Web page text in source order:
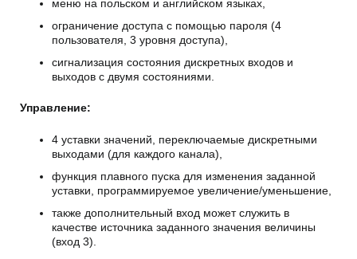
меню на польском и английском языках,
ограничение доступа с помощью пароля (4
пользователя, 3 уровня доступа),
сигнализация состояния дискретных входов и
выходов с двумя состояниями.
Управление:
4 уставки значений, переключаемые дискретными
выходами (для каждого канала),
функция плавного пуска для изменения заданной
уставки, программируемое увеличение/уменьшение,
также дополнительный вход может служить в
качестве источника заданного значения величины
(вход 3).